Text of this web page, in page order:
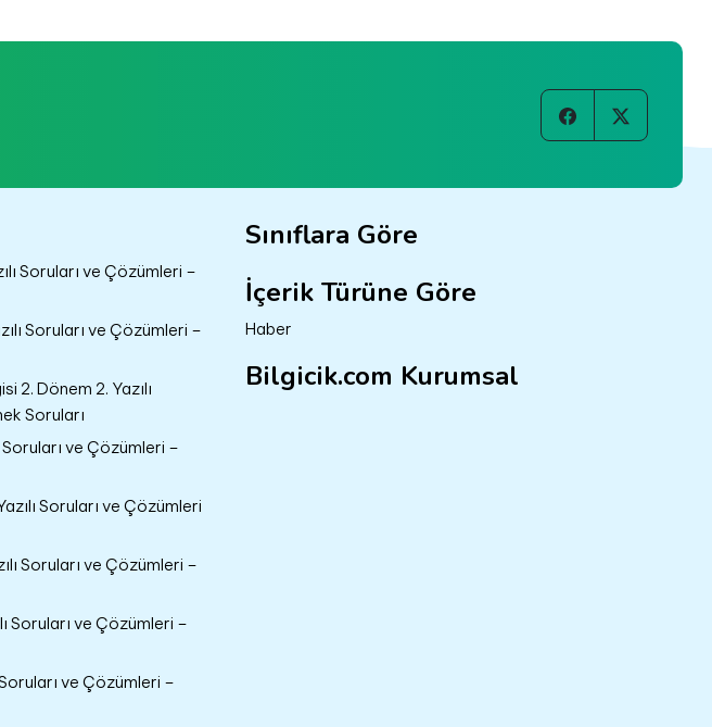
Soruları ve Çözümleri –
Soruları ve Çözümleri –
2. Dönem 2. Yazılı
Soruları
Soruları ve Çözümleri –
Soruları ve Çözümleri
Soruları ve Çözümleri –
Soruları ve Çözümleri –
Soruları ve Çözümleri –
Sınıflara Göre
İçerik Türüne Göre
Haber
Bilgicik.com Kurumsal